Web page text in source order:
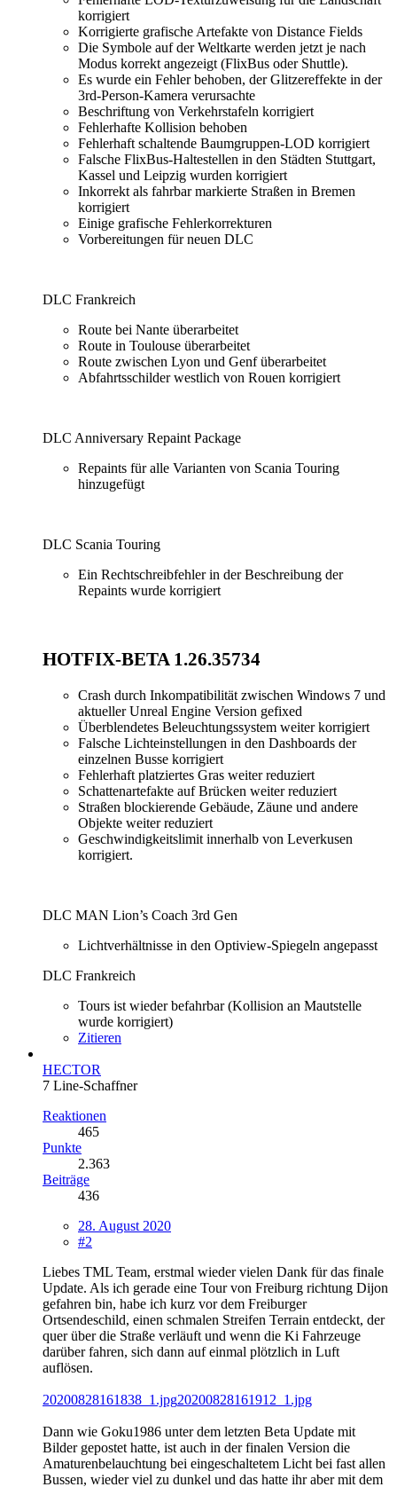
korrigiert
Korrigierte grafische Artefakte von Distance Fields
Die Symbole auf der Weltkarte werden jetzt je nach
Modus korrekt angezeigt (FlixBus oder Shuttle).
Es wurde ein Fehler behoben, der Glitzereffekte in der
3rd-Person-Kamera verursachte
Beschriftung von Verkehrstafeln korrigiert
Fehlerhafte Kollision behoben
Fehlerhaft schaltende Baumgruppen-LOD korrigiert
Falsche FlixBus-Haltestellen in den Städten Stuttgart,
Kassel und Leipzig wurden korrigiert
Inkorrekt als fahrbar markierte Straßen in Bremen
korrigiert
Einige grafische Fehlerkorrekturen
Vorbereitungen für neuen DLC
DLC Frankreich
Route bei Nante überarbeitet
Route in Toulouse überarbeitet
Route zwischen Lyon und Genf überarbeitet
Abfahrtsschilder westlich von Rouen korrigiert
DLC Anniversary Repaint Package
Repaints für alle Varianten von Scania Touring
hinzugefügt
DLC Scania Touring
Ein Rechtschreibfehler in der Beschreibung der
Repaints wurde korrigiert
HOTFIX-BETA 1.26.35734
Crash durch Inkompatibilität zwischen Windows 7 und
aktueller Unreal Engine Version gefixed
Überblendetes Beleuchtungssystem weiter korrigiert
Falsche Lichteinstellungen in den Dashboards der
einzelnen Busse korrigiert
Fehlerhaft platziertes Gras weiter reduziert
Schattenartefakte auf Brücken weiter reduziert
Straßen blockierende Gebäude, Zäune und andere
Objekte weiter reduziert
Geschwindigkeitslimit innerhalb von Leverkusen
korrigiert.
DLC MAN Lion’s Coach 3rd Gen
Lichtverhältnisse in den Optiview-Spiegeln angepasst
DLC Frankreich
Tours ist wieder befahrbar (Kollision an Mautstelle
wurde korrigiert)
Zitieren
HECTOR
7 Line-Schaffner
Reaktionen
465
Punkte
2.363
Beiträge
436
28. August 2020
#2
Liebes TML Team, erstmal wieder vielen Dank für das finale
Update. Als ich gerade eine Tour von Freiburg richtung Dijon
gefahren bin, habe ich kurz vor dem Freiburger
Ortsendeschild, einen schmalen Streifen Terrain entdeckt, der
quer über die Straße verläuft und wenn die Ki Fahrzeuge
darüber fahren, sich dann auf einmal plötzlich in Luft
auflösen.
20200828161838_1.jpg20200828161912_1.jpg
Dann wie Goku1986 unter dem letzten Beta Update mit
Bilder gepostet hatte, ist auch in der finalen Version die
Amaturenbelauchtung bei eingeschaltetem Licht bei fast allen
Bussen, wieder viel zu dunkel und das hatte ihr aber mit dem